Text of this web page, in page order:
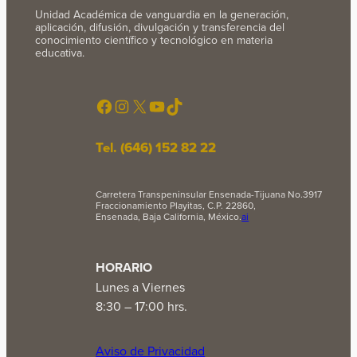
Unidad Académica de vanguardia en la generación,
aplicación, difusión, divulgación y transferencia del
conocimiento científico y tecnológico en materia
educativa.
Facebook Instagram X YouTube TikTok
Tel. (646) 152 82 22
Carretera Transpeninsular Ensenada-Tijuana No.3917
Fraccionamiento Playitas, C.P. 22860,
Ensenada, Baja California, México.ai
HORARIO
Lunes a Viernes
8:30 – 17:00 hrs.
Aviso de Privacidad